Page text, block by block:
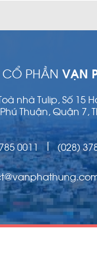
PHẦN VẠN
nhà Tulip, Số 15
Thuận, Quận 7,
0011
| (028)